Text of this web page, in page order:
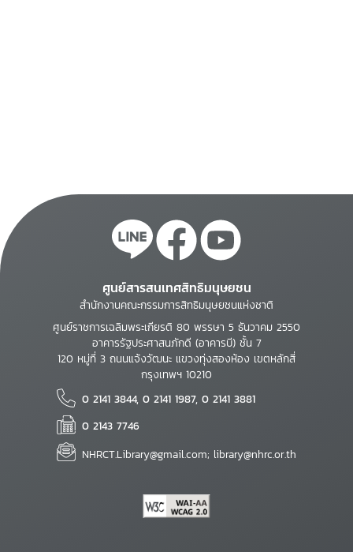
ศูนย์สารสนเทศสิทธิมนุษยชน
สำนักงานคณะกรรมการสิทธิมนุษยชนแห่งชาติ
ศูนย์ราชการเฉลิมพระเกียรติ 80 พรรษา 5 ธันวาคม 2550
อาคารรัฐประศาสนภักดี (อาคารบี) ชั้น 7
120 หมู่ที่ 3 ถนนแจ้งวัฒนะ แขวงทุ่งสองห้อง เขตหลักสี่
กรุงเทพฯ 10210
0 2141 3844, 0 2141 1987, 0 2141 3881
0 2143 7746
NHRCT.Library@gmail.com; library@nhrc.or.th